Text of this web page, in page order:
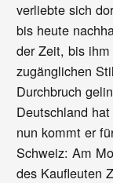
verliebte sich
bis heute
der Zeit, bis
zugänglichen
Durchbruch
Deutschland
nun kommt er
Schweiz: Am
des Kaufleuten